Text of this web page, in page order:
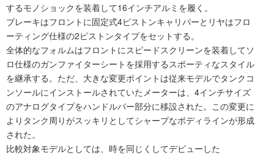
するモノショックを装着して16インチアルミを履く。
ブレーキはフロントに固定式4ピストンキャリパーとリヤはフロ
ーティング仕様の2ピストンタイプをセットする。
全体的なフォルムはフロントにスピードスクリーンを装着してソ
ロ仕様のガンファイターシートを採用するスポーティなスタイル
を継承する。ただ、大きな変更ポイントは従来モデルでタンクコ
ンソールにインストールされていたメーターは、4インチサイズ
のアナログタイプをハンドルバー部分に移設された。この変更に
よりタンク周りがスッキリとしてシャープなボディラインが形成
された。
比較対象モデルとしては、時を同じくしてデビューした